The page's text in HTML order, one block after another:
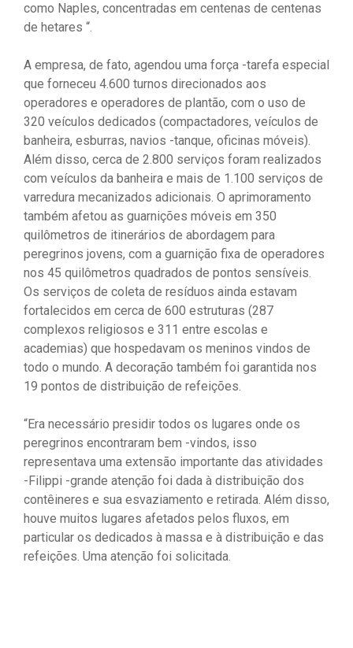
como Naples, concentradas em centenas de centenas
de hetares “.
A empresa, de fato, agendou uma força -tarefa especial
que forneceu 4.600 turnos direcionados aos
operadores e operadores de plantão, com o uso de
320 veículos dedicados (compactadores, veículos de
banheira, esburras, navios -tanque, oficinas móveis).
Além disso, cerca de 2.800 serviços foram realizados
com veículos da banheira e mais de 1.100 serviços de
varredura mecanizados adicionais. O aprimoramento
também afetou as guarnições móveis em 350
quilômetros de itinerários de abordagem para
peregrinos jovens, com a guarnição fixa de operadores
nos 45 quilômetros quadrados de pontos sensíveis.
Os serviços de coleta de resíduos ainda estavam
fortalecidos em cerca de 600 estruturas (287
complexos religiosos e 311 entre escolas e
academias) que hospedavam os meninos vindos de
todo o mundo. A decoração também foi garantida nos
19 pontos de distribuição de refeições.
“Era necessário presidir todos os lugares onde os
peregrinos encontraram bem -vindos, isso
representava uma extensão importante das atividades
-Filippi -grande atenção foi dada à distribuição dos
contêineres e sua esvaziamento e retirada. Além disso,
houve muitos lugares afetados pelos fluxos, em
particular os dedicados à massa e à distribuição e das
refeições. Uma atenção foi solicitada.